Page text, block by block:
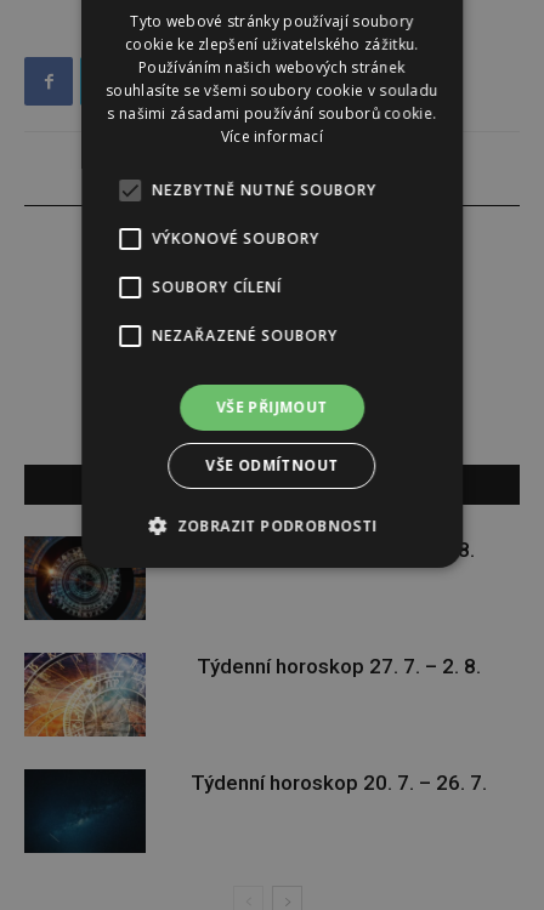
SOUVISEJÍCÍ ČLÁNKY
Týdenní horoskop 3. 8. – 9. 8.
Týdenní horoskop 27. 7. – 2. 8.
Týdenní horoskop 20. 7. – 26. 7.
Tyto webové stránky používají soubory
cookie ke zlepšení uživatelského zážitku.
Používáním našich webových stránek
souhlasíte se všemi soubory cookie v souladu
s našimi zásadami používání souborů cookie.
Více informací
NEZBYTNĚ NUTNÉ SOUBORY
VÝKONOVÉ SOUBORY
SOUBORY CÍLENÍ
NEZAŘAZENÉ SOUBORY
VŠE PŘIJMOUT
VŠE ODMÍTNOUT
ZOBRAZIT PODROBNOSTI